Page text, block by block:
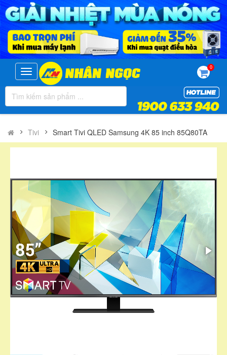
Toggle
navigation
0
Tivi Smart Tivi QLED Samsung 4K 85 inch 85Q80TA